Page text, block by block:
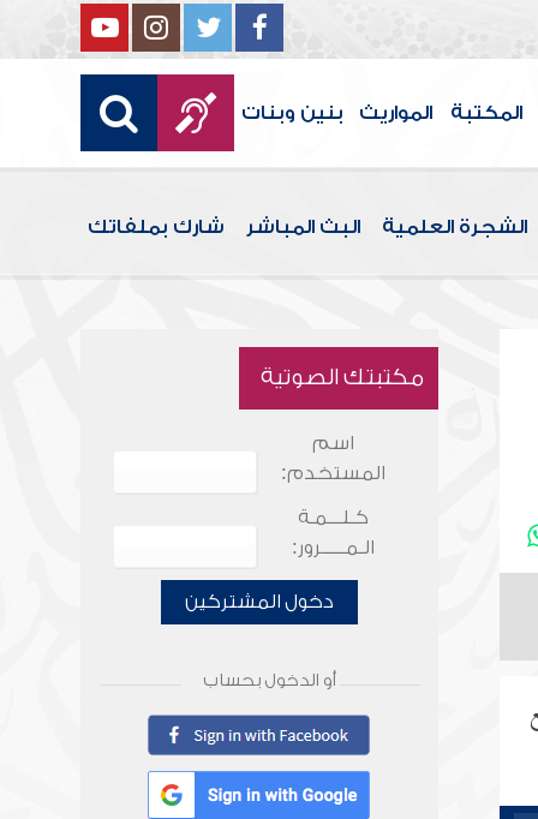
المكتبة المواريث بنين وبنات
الشجرة العلمية البث المباشر شارك بملفاتك
مكتبتك الصوتية
اسم
المستخدم:
كـلـــمـة
الـمـــــرور:
دخول المشتركين
أو الدخول بحساب